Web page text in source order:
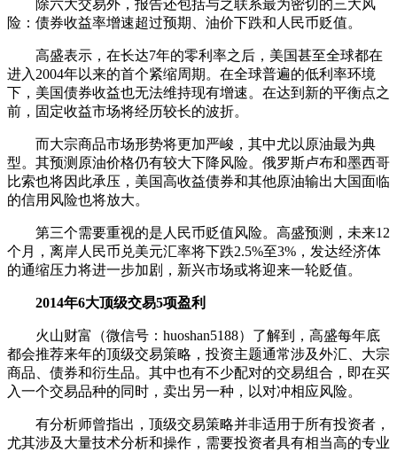
除六大交易外，报告还包括与之联系最为密切的三大风
险：债券收益率增速超过预期、油价下跌和人民币贬值。
高盛表示，在长达7年的零利率之后，美国甚至全球都在
进入2004年以来的首个紧缩周期。在全球普遍的低利率环境
下，美国债券收益也无法维持现有增速。在达到新的平衡点之
前，固定收益市场将经历较长的波折。
而大宗商品市场形势将更加严峻，其中尤以原油最为典
型。其预测原油价格仍有较大下降风险。俄罗斯卢布和墨西哥
比索也将因此承压，美国高收益债券和其他原油输出大国面临
的信用风险也将放大。
第三个需要重视的是人民币贬值风险。高盛预测，未来12
个月，离岸人民币兑美元汇率将下跌2.5%至3%，发达经济体
的通缩压力将进一步加剧，新兴市场或将迎来一轮贬值。
2014年6大顶级交易5项盈利
火山财富（微信号：huoshan5188）了解到，高盛每年底
都会推荐来年的顶级交易策略，投资主题通常涉及外汇、大宗
商品、债券和衍生品。其中也有不少配对的交易组合，即在买
入一个交易品种的同时，卖出另一种，以对冲相应风险。
有分析师曾指出，顶级交易策略并非适用于所有投资者，
尤其涉及大量技术分析和操作，需要投资者具有相当高的专业